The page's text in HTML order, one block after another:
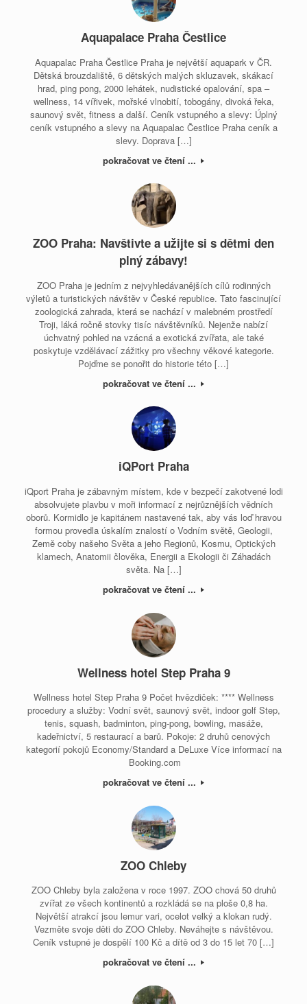
Aquapalace Praha Čestlice
Aquapalac Praha Čestlice Praha je největší aquapark v ČR.
Dětská brouzdaliště, 6 dětských malých skluzavek, skákací
hrad, ping pong, 2000 lehátek, nudistické opalování, spa –
wellness, 14 vířivek, mořské vlnobití, tobogány, divoká řeka,
saunový svět, fitness a další. Ceník vstupného a slevy: Úplný
ceník vstupného a slevy na Aquapalac Čestlice Praha ceník a
slevy. Doprava […]
pokračovat ve čtení ...
ZOO Praha: Navštivte a užijte si s dětmi den
plný zábavy!
ZOO Praha je jedním z nejvyhledávanějších cílů rodinných
výletů a turistických návštěv v České republice. Tato fascinující
zoologická zahrada, která se nachází v malebném prostředí
Troji, láká ročně stovky tisíc návštěvníků. Nejenže nabízí
úchvatný pohled na vzácná a exotická zvířata, ale také
poskytuje vzdělávací zážitky pro všechny věkové kategorie.
Pojďme se ponořit do historie této […]
pokračovat ve čtení ...
iQPort Praha
iQport Praha je zábavným místem, kde v bezpečí zakotvené lodi
absolvujete plavbu v moři informací z nejrůznějších vědních
oborů. Kormidlo je kapitánem nastavené tak, aby vás loď hravou
formou provedla úskalím znalostí o Vodním světě, Geologii,
Země coby našeho Světa a jeho Regionů, Kosmu, Optických
klamech, Anatomii člověka, Energii a Ekologii či Záhadách
světa. Na […]
pokračovat ve čtení ...
Wellness hotel Step Praha 9
Wellness hotel Step Praha 9 Počet hvězdiček: **** Wellness
procedury a služby: Vodní svět, saunový svět, indoor golf Step,
tenis, squash, badminton, ping-pong, bowling, masáže,
kadeřnictví, 5 restaurací a barů. Pokoje: 2 druhů cenových
kategorií pokojů Economy/Standard a DeLuxe Více informací na
Booking.com
pokračovat ve čtení ...
ZOO Chleby
ZOO Chleby byla založena v roce 1997. ZOO chová 50 druhů
zvířat ze všech kontinentů a rozkládá se na ploše 0,8 ha.
Největší atrakcí jsou lemur vari, ocelot velký a klokan rudý.
Vezměte svoje děti do ZOO Chleby. Neváhejte s návštěvou.
Ceník vstupné je dospělí 100 Kč a dítě od 3 do 15 let 70 […]
pokračovat ve čtení ...